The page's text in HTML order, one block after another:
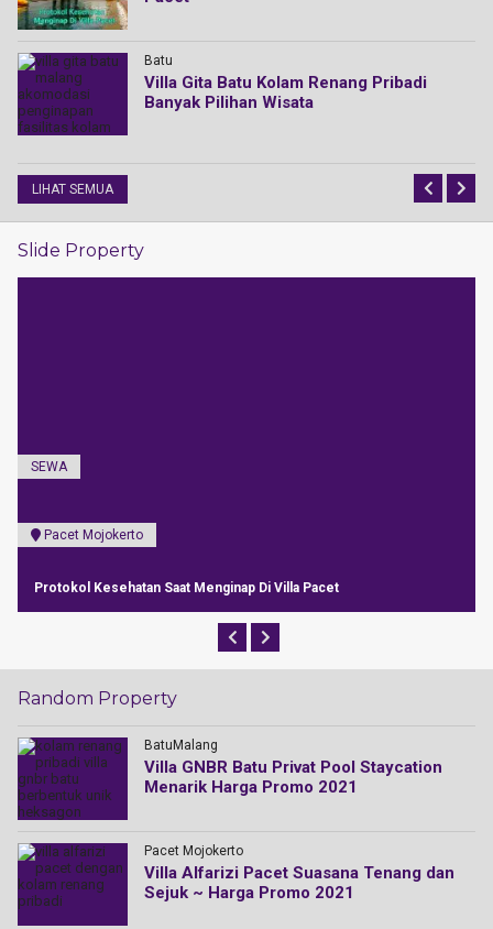
Batu
Villa Gita Batu Kolam Renang Pribadi
Banyak Pilihan Wisata
LIHAT SEMUA
Slide Property
SEWA
Pacet Mojokerto
Protokol Kesehatan Saat Menginap Di Villa Pacet
Random Property
BatuMalang
Villa GNBR Batu Privat Pool Staycation
Menarik Harga Promo 2021
Pacet Mojokerto
Villa Alfarizi Pacet Suasana Tenang dan
Sejuk ~ Harga Promo 2021